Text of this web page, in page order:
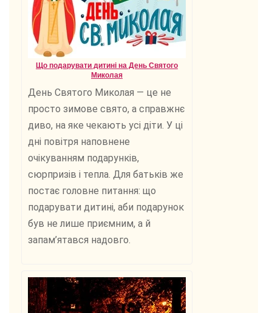
Що подарувати дитині на День Святого
Миколая
День Святого Миколая — це не
просто зимове свято, а справжнє
диво, на яке чекають усі діти. У ці
дні повітря наповнене
очікуванням подарунків,
сюрпризів і тепла. Для батьків же
постає головне питання: що
подарувати дитині, аби подарунок
був не лише приємним, а й
запам’ятався надовго.